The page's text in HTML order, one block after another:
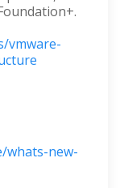
vmware-
whats-new-